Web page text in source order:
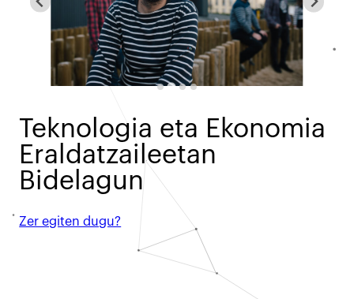
Teknologia eta Ekonomia
Eraldatzaileetan
Bidelagun
Zer egiten dugu?